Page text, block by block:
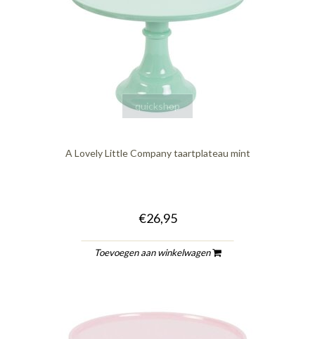
quickshop
A Lovely Little Company taartplateau mint
€26,95
Toevoegen aan winkelwagen